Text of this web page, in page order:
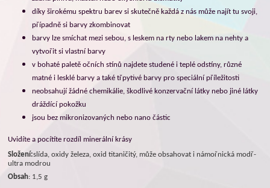
díky širokému spektru barev si skutečně každá z nás může najít tu svoji,
případně si barvy zkombinovat
barvy lze smíchat mezi sebou, s leskem na rty nebo lakem na nehty a
vytvořit si vlastní barvy
v bohaté paletě očních stínů najdete studené i teplé odstíny, různé
matné i lesklé barvy a také třpytivé barvy pro speciální příležitosti
neobsahují žádné chemikálie, škodlivé konzervační látky nebo jiné látky
dráždící pokožku
jsou bez mikronizovaných nebo nano částic
Uvidíte a pocítíte rozdíl minerální krásy
Složení:slída, oxidy železa, oxid titaničitý, může obsahovat i námořnická modř-
ultra modrou
Obsah: 1,5 g